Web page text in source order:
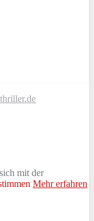
mit der
Mehr erfahren